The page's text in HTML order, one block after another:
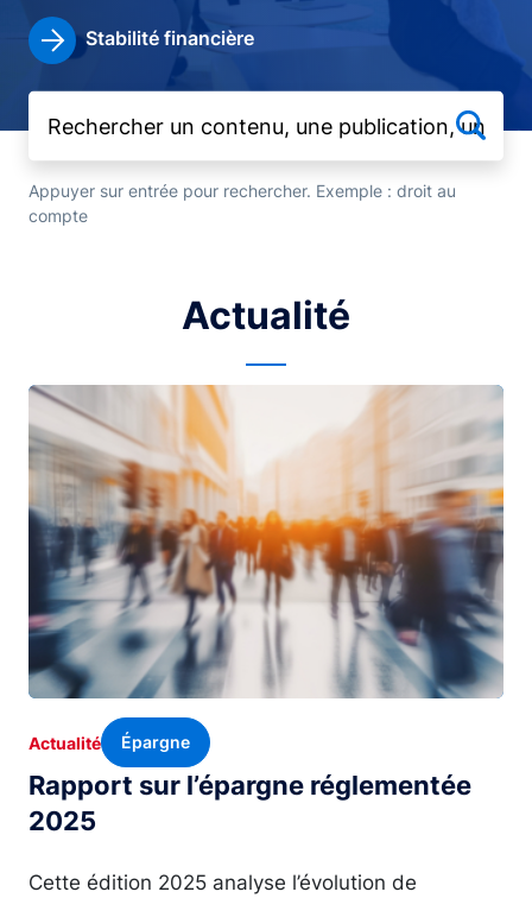
Stabilité financière
Appuyer sur entrée pour rechercher. Exemple : droit au
compte
Actualité
Image
Rapport sur l’épargne réglementée
2025
Actualité Épargne
Cette édition 2025 analyse l’évolution de